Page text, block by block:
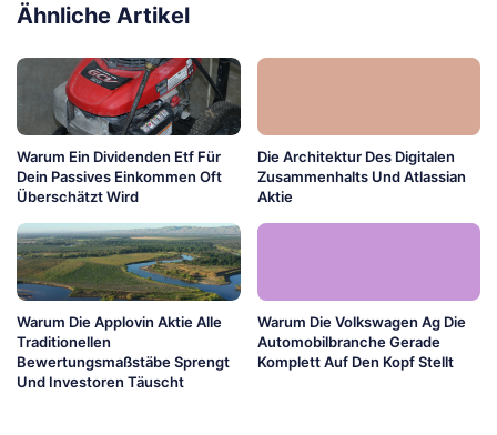
Ähnliche Artikel
Warum Ein Dividenden Etf Für
Dein Passives Einkommen Oft
Überschätzt Wird
Die Architektur Des Digitalen
Zusammenhalts Und Atlassian
Aktie
Warum Die Applovin Aktie Alle
Traditionellen
Bewertungsmaßstäbe Sprengt
Und Investoren Täuscht
Warum Die Volkswagen Ag Die
Automobilbranche Gerade
Komplett Auf Den Kopf Stellt